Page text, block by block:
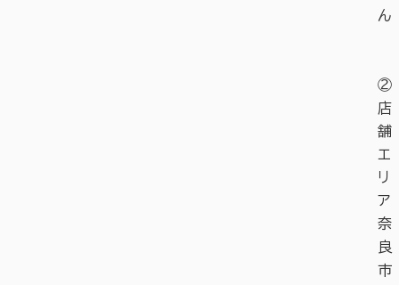
ん
②
店
舗
エ
リ
ア
奈
良
市